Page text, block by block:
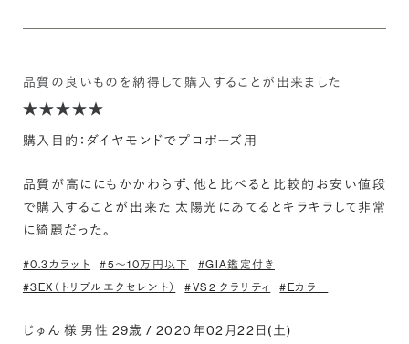
品質の良いものを納得して購入することが出来ました
購入目的：ダイヤモンドでプロポーズ用
品質が高ににもかかわらず、他と比べると比較的お安い値段
で購入することが出来た 太陽光にあてるとキラキラして非常
に綺麗だった。
#0.3カラット #5〜10万円以下
#GIA鑑定付き
#3EX（トリプルエクセレント）
#VS2 クラリティ #Eカラー
じゅん 様 男性 29歳 / 2020年02月22日(土)